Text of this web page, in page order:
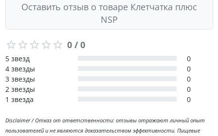
Оставить отзыв о товаре Клетчатка плюс
NSP
0 / 0
5 звезд
0
4 звезды
0
3 звезды
0
2 звезды
0
1 звезда
0
Disclaimer / Отказ от ответственности: отзывы отражают личный опыт
пользователей и не являются доказательством эффективности. Пищевые